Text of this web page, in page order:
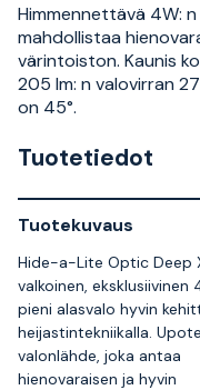
Himmennettävä 4W:
mahdollistaa
värintoiston. Kaunis
205 lm: n valovirran
on 45°.
Tuotetiedot
Tuotekuvaus
Hide-a-Lite Optic Deep
valkoinen, eksklusiivinen
pieni alasvalo hyvin
heijastintekniikalla.
valonlähde, joka antaa
hienovaraisen ja hyvin